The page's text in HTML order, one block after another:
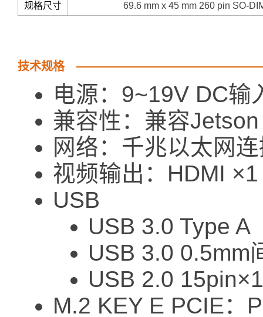
规格尺寸 69.6 mm x 45 mm 260 pin SO-
技术规格
电源：9~19V DC输
兼容性：兼容
网络：千兆以太网
视频输出：HDMI ×1
USB
USB 3.0 Type A
USB 3.0 0.5mm
USB 2.0
M.2 KEY E PCIE：